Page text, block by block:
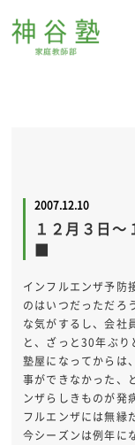
2007.12.10
１２月３日
■
インフルエンザ予防
のはいつだっただろ
な気がするし、会社
と、ざっと30年ぶり
塾屋になってからは
事ができなかった、
ンザらしきものが発
フルエンザには無縁
今シーズンは例年に